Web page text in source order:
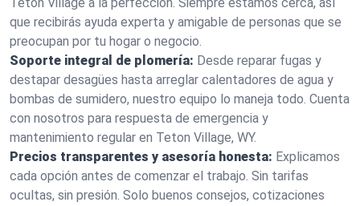
que recibirás ayuda experta y amigable de personas que se
preocupan por tu hogar o negocio.
Soporte integral de plomería: Desde reparar fugas y
destapar desagües hasta arreglar calentadores de agua y
bombas de sumidero, nuestro equipo lo maneja todo. Cuenta
con nosotros para respuesta de emergencia y
mantenimiento regular en Teton Village, WY.
Precios transparentes y asesoría honesta: Explicamos
cada opción antes de comenzar el trabajo. Sin tarifas
ocultas, sin presión. Solo buenos consejos, cotizaciones